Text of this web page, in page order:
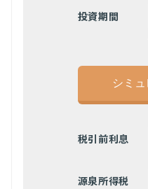
投資期間
税引前利息
源泉所得税